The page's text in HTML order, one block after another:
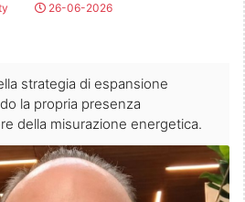
26-06-2026
strategia di espansione
la propria presenza
della misurazione energetica.